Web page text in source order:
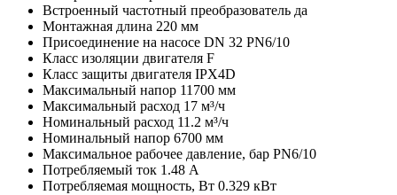
Встроенный частотный преобразователь да
Монтажная длина 220 мм
Присоединение на насосе DN 32 PN6/10
Класс изоляции двигателя F
Класс защиты двигателя IPX4D
Максимальный напор 11700 мм
Максимальный расход 17 м³/ч
Номинальный расход 11.2 м³/ч
Номинальный напор 6700 мм
Максимальное рабочее давление, бар PN6/10
Потребляемый ток 1.48 А
Потребляемая мощность, Вт 0.329 кВт